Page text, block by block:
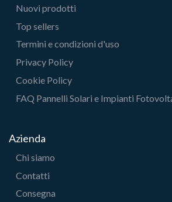
Nuovi prodotti
Top sellers
Termini e condizioni d'uso
Privacy Policy
Cookie Policy
FAQ Pannelli Solari e Impianti
Azienda
Chi siamo
Contatti
Consegna